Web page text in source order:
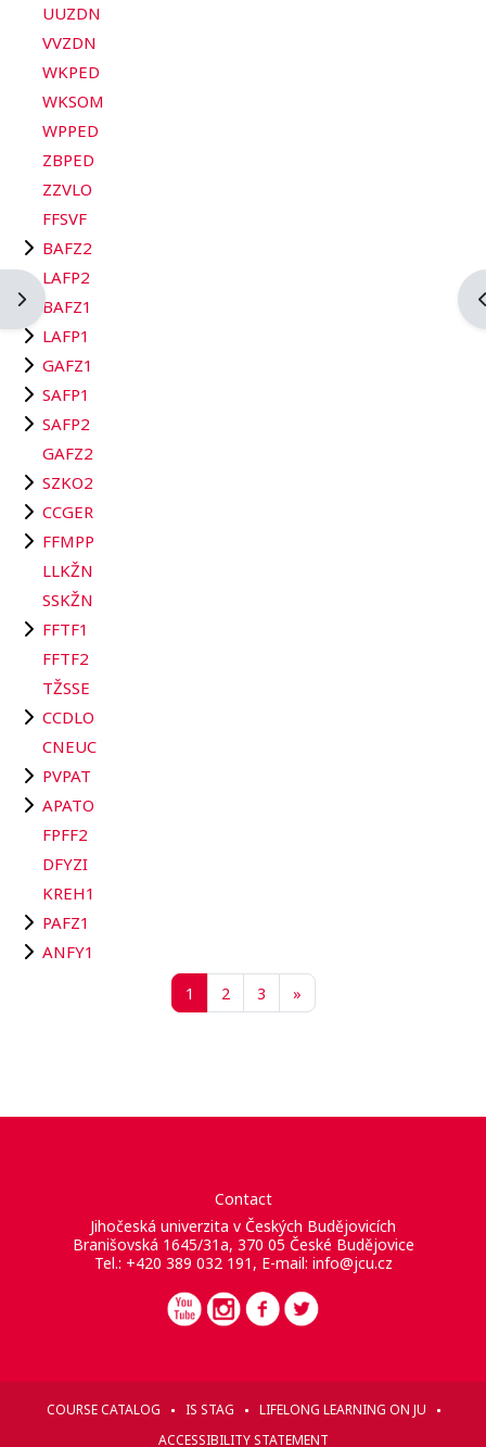
Apri il cassetto del blocco
UUZDN
VVZDN
WKPED
WKSOM
WPPED
ZBPED
ZZVLO
FFSVF
BAFZ2
LAFP2
BAFZ1
LAFP1
GAFZ1
SAFP1
SAFP2
GAFZ2
SZKO2
CCGER
FFMPP
LLKŽN
SSKŽN
FFTF1
FFTF2
TŽSSE
CCDLO
CNEUC
PVPAT
APATO
FPFF2
DFYZI
KREH1
PAFZ1
ANFY1
1 Pagina 1
2Pagina 2
3Pagina 3
»Pagina successiva
Contact
Jihočeská univerzita v Českých Budějovicích
Branišovská 1645/31a, 370 05 České Budějovice
Tel.: +420 389 032 191, E-mail: info@jcu.cz
COURSE CATALOG IS STAG
LIFELONG LEARNING ON JU
ACCESSIBILITY STATEMENT